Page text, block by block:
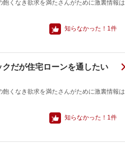
飽くなき欲求を満たさんがために激裏情報は
知らなかった！ 1件
クだが住宅ローンを通したい
飽くなき欲求を満たさんがために激裏情報は
知らなかった！ 1件